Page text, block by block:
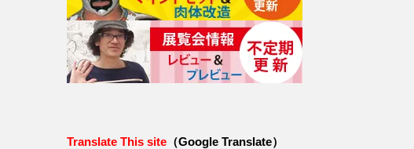
Translate This site （Google Translate）